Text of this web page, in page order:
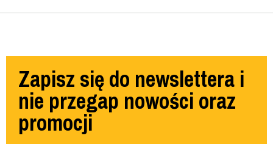
Zapisz się do newslettera i
nie przegap nowości oraz
promocji